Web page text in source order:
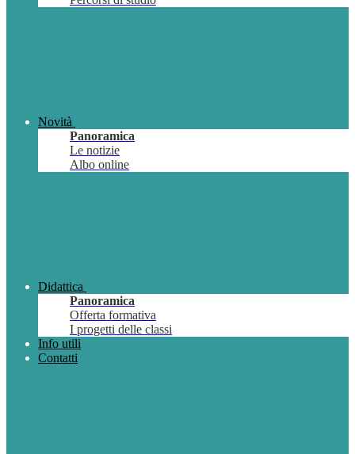
Novità
Panoramica
Le notizie
Albo online
Didattica
Panoramica
Offerta formativa
I progetti delle classi
Info utili
Contatti